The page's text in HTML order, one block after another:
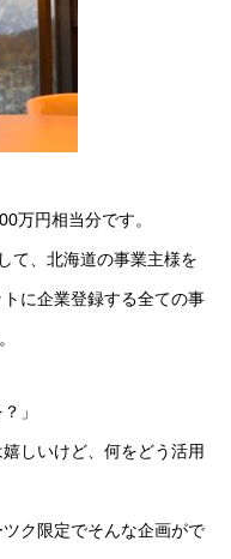
万円相当分です。
て、北海道の事業主様を
に企業登録する全ての事
」
しいけど、何をどう活用
ク限定でそんな企画がで